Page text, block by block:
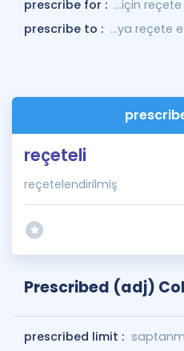
prescribe for : ...için
prescribe to : ...ya reçete
reçeteli
reçetelendirilmiş
Prescribed (adj)
prescribed limit :